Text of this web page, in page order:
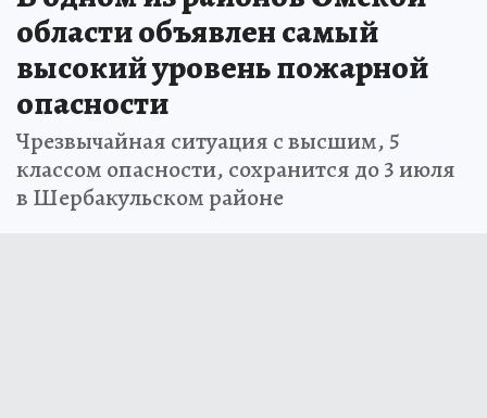
области объявлен самый
высокий уровень пожарной
опасности
Чрезвычайная ситуация с высшим, 5
классом опасности, сохранится до 3 июля
в Шербакульском районе